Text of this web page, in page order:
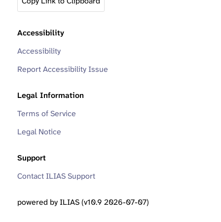
Accessibility
Accessibility
Report Accessibility Issue
Legal Information
Terms of Service
Legal Notice
Support
Contact ILIAS Support
powered by ILIAS (v10.9 2026-07-07)